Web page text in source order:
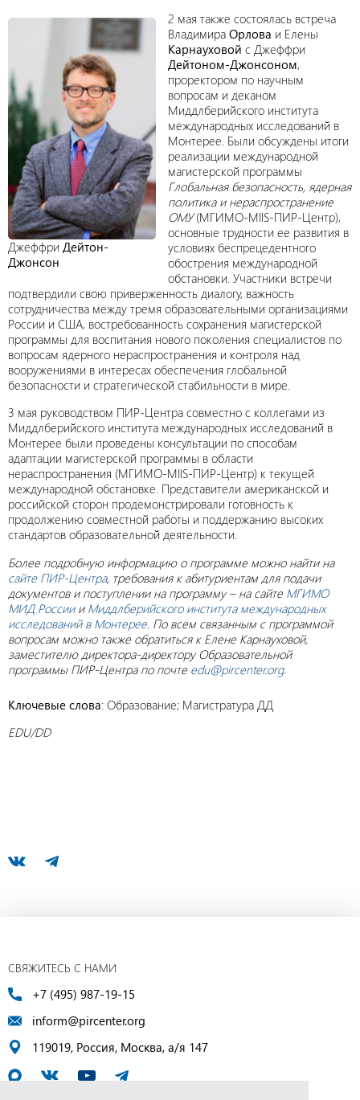
Джеффри Дейтон-
Джонсон
2 мая также состоялась встреча
Владимира Орлова и Елены
Карнауховой с Джеффри
Дейтоном-Джонсоном,
проректором по научным
вопросам и деканом
Миддлберийского института
международных исследований в
Монтерее. Были обсуждены итоги
реализации международной
магистерской программы
Глобальная безопасность, ядерная
политика и нераспространение
ОМУ(МГИМО-MIIS-ПИР-Центр),
основные трудности ее развития в
условиях беспрецедентного
обострения международной
обстановки. Участники встречи
подтвердили свою приверженность диалогу, важность
сотрудничества между тремя образовательными организациями
России и США, востребованность сохранения магистерской
программы для воспитания нового поколения специалистов по
вопросам ядерного нераспространения и контроля над
вооружениями в интересах обеспечения глобальной
безопасности и стратегической стабильности в мире.
3 мая руководством ПИР-Центра совместно с коллегами из
Миддлберийского института международных исследований в
Монтерее были проведены консультации по способам
адаптации магистерской программы в области
нераспространения (МГИМО-MIIS-ПИР-Центр) к текущей
международной обстановке. Представители американской и
российской сторон продемонстрировали готовность к
продолжению совместной работы и поддержанию высоких
стандартов образовательной деятельности.
Более подробную информацию о программе можно найти на
сайте ПИР-Центра, требования к абитуриентам для подачи
документов и поступлении на программу – на сайте МГИМО
МИД Россиии Миддлберийского института международных
исследований в Монтерее. По всем связанным с программой
вопросам можно также обратиться к Елене Карнауховой,
заместителю директора-директору Образовательной
программы ПИР-Центра по почте edu@pircenter.org.
Ключевые слова: Образование; Магистратура ДД
EDU/DD
СВЯЖИТЕСЬ С НАМИ
+7 (495) 987-19-15
inform@pircenter.org
119019, Россия, Москва, а/я 147